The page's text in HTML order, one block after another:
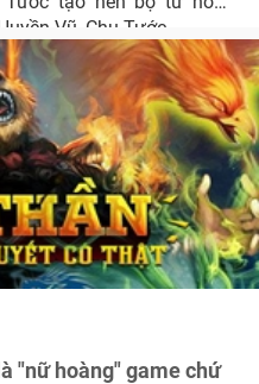
Vũ, Chu Tước.
"nữ hoàng" game chứ